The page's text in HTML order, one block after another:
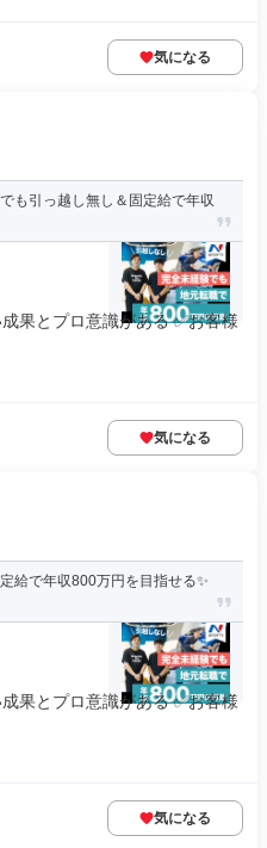
気になる
も引っ越し無し＆固定給で年収
果とプロ意識がある ✅お客様
気になる
給で年収800万円を目指せる✨
果とプロ意識がある ✅お客様
気になる